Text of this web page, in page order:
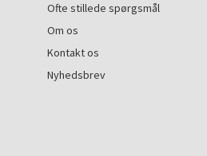
Ofte stillede spørgsmål
Om os
Kontakt os
Nyhedsbrev